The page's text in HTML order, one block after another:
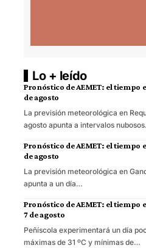
Lo + leído
Pronóstico de AEMET: el tiempo
de agosto
La previsión meteorológica en
agosto apunta a intervalos
Pronóstico de AEMET: el tiempo
de agosto
La previsión meteorológica en
apunta a un día…
Pronóstico de AEMET: el tiempo
7 de agosto
Peñíscola experimentará un día
máximas de 31 ºC y mínimas de…